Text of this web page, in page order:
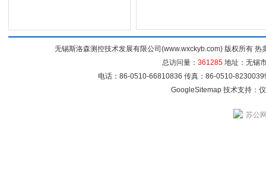
无锡斯洛森测控技术发展有限公司(www.wxckyb.com) 版权所有
总访问量： 361285 地址：无锡
电话：86-0510-66810836 传真：86-0510-
GoogleSitemap技术支持：
苏公